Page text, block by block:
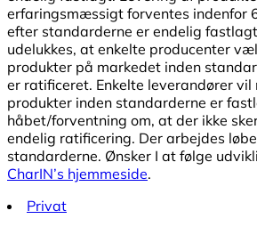
erfaringsmæssigt forventes indenfor
efter standarderne er endelig
udelukkes, at enkelte producenter
produkter på markedet inden
er ratificeret. Enkelte leverandører vil
produkter inden standarderne er
håbet/forventning om, at der ikke
endelig ratificering. Der arbejdes
standarderne. Ønsker I at følge
CharIN’s hjemmeside.
Privat